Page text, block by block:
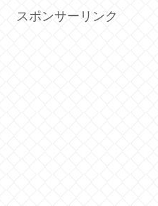
スポンサーリンク